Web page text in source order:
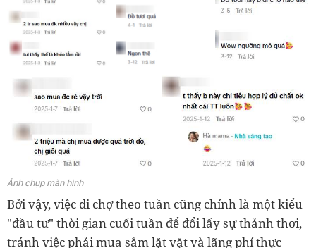
Ảnh chụp màn hình
Bởi vậy, việc đi chợ theo tuần cũng chính là một kiểu
"đầu tư" thời gian cuối tuần để đổi lấy sự thảnh thơi,
tránh việc phải mua sắm lặt vặt và lãng phí thực